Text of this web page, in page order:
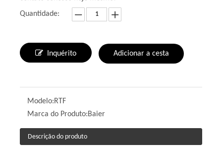
Quantidade:
Inquérito Adicionar a cesta
Modelo:RTF
Marca do Produto:Baier
Descrição do produto